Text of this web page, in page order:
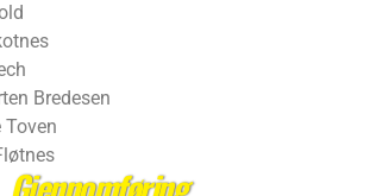
Bredesen
Toven